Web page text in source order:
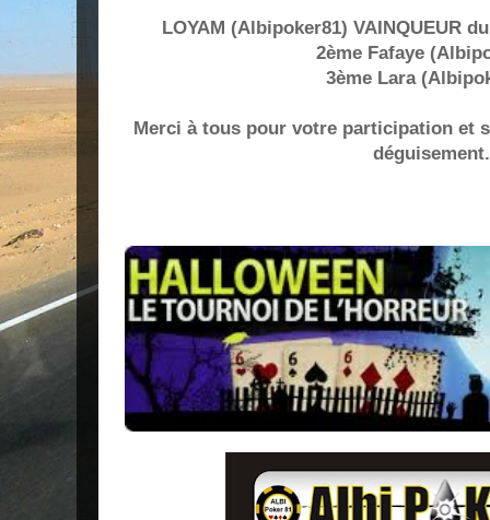
LOYAM (Albipoker81) VAINQUEUR
2ème Fafaye
3ème Lara
Merci à tous pour votre participation et
déguisement.